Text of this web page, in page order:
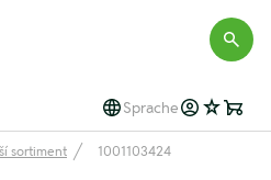
Sprache
sortiment 1001103424